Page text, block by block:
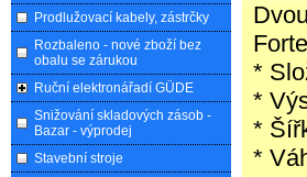
*
*
*
*
Prodlužovací kabely, zástrčky
Rozbaleno - nové zboží bez
obalu se zárukou
Ruční elektronářadí GÜDE
Snižování skladových zásob -
Bazar - výprodej
Stavební stroje